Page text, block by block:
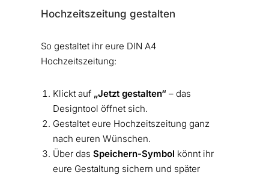
Hochzeitszeitung gestalten
So gestaltet ihr eure DIN A4
Hochzeitszeitung:
Klickt auf „Jetzt gestalten“ – das
Designtool öffnet sich.
Gestaltet eure Hochzeitszeitung ganz
nach euren Wünschen.
Über das Speichern-Symbol könnt ihr
eure Gestaltung sichern und später